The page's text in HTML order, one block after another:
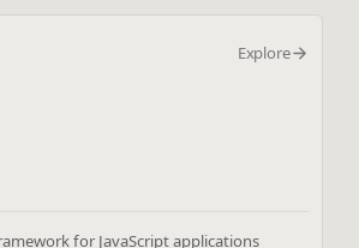
Explore
for JavaScript applications